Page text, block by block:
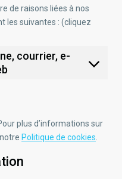
de raisons liées à nos
les suivantes : (cliquez
courrier, e-
plus d’informations sur
Politique de cookies